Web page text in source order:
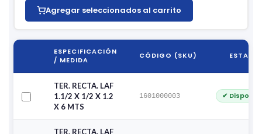
Agregar seleccionados al carrito
ESPECIFICACIÓN
/ MEDIDA
CÓDIGO (SKU) ESTADO
TER. RECTA. LAF
1.1/2 X 1/2 X 1.2
X 6 MTS
1601000003 ✔
TER. RECTA. LAF